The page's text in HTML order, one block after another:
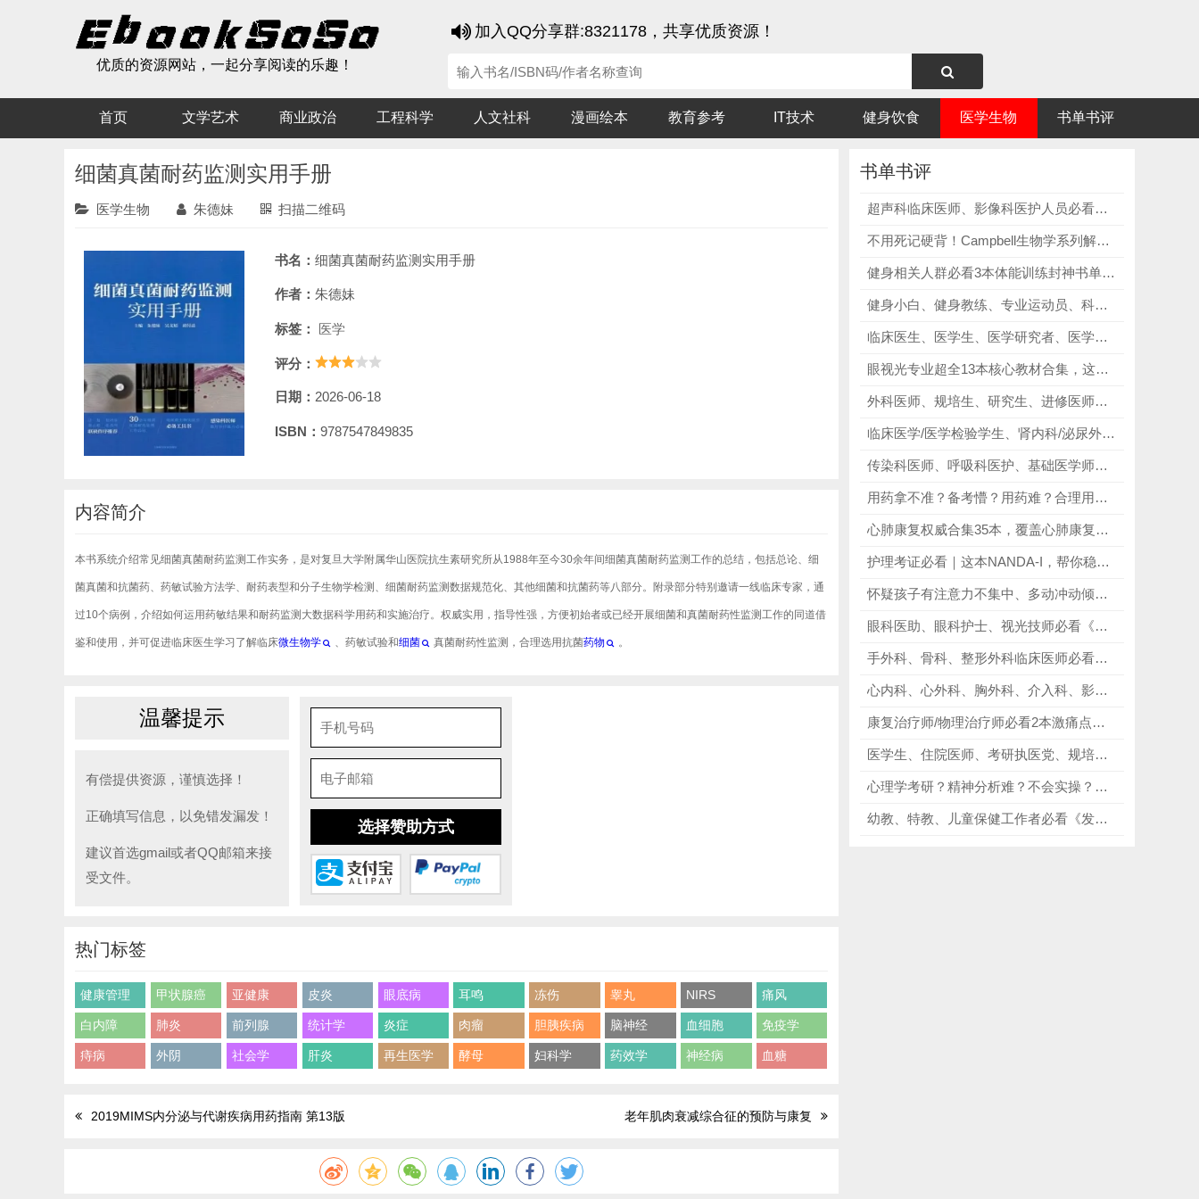
优质的资源网站，一起分享阅读的乐趣！
加入QQ分享群:8321178，共享优质资源！
首页 文学艺术 商业政治 工程科学 人文社科 漫画绘本 教育参考 IT技术 健身饮食 医学生物 书单书评
细菌真菌耐药监测实用手册
医学生物 朱德妹 扫描二维码
书名： 细菌真菌耐药监测实用手册
作者： 朱德妹
标签： 医学
评分：
日期： 2026-06-18
ISBN： 9787547849835
内容简介
本书系统介绍常见细菌真菌耐药监测工作实务，是对复旦大学附属华山医院抗生素研究所从1988年至今30余年间细菌真菌耐药监测工作的总结，包括总论、细
菌真菌和抗菌药、药敏试验方法学、耐药表型和分子生物学检测、细菌耐药监测数据规范化、其他细菌和抗菌药等八部分。附录部分特别邀请一线临床专家，通
过10个病例，介绍如何运用药敏结果和耐药监测大数据科学用药和实施治疗。权威实用，指导性强，方便初始者或已经开展细菌和真菌耐药性监测工作的同道借
鉴和使用，并可促进临床医生学习了解临床微生物学 、药敏试验和细菌 真菌耐药性监测，合理选用抗菌药物 。
温馨提示
有偿提供资源，谨慎选择！
正确填写信息，以免错发漏发！
建议首选gmail或者QQ邮箱来接
受文件。
选择赞助方式
热门标签
健康管理 甲状腺癌 亚健康 皮炎 眼底病 耳鸣 冻伤 睾丸 NIRS 痛风
白内障 肺炎 前列腺 统计学 炎症 肉瘤 胆胰疾病 脑神经 血细胞 免疫学
痔病 外阴 社会学 肝炎 再生医学 酵母 妇科学 药效学 神经病 血糖
2019MIMS内分泌与代谢疾病用药指南 第13版 老年肌肉衰减综合征的预防与康复
书单书评
超声科临床医师、影像科医护人员必看《Diagnostic Ultrasound》，搭建完整超声全科体系，夯实影像基础！
不用死记硬背！Campbell生物学系列解析，精准破解知识点零散、考研基础薄弱痛点！知识点串成“故事”学！
健身相关人群必看3本体能训练封神书单，从理论到实操、从原理到方案，形成完整知识体系！
健身小白、健身教练、专业运动员、科研人员、运动训练专业学生必看《同期有氧和力量训练 科学基础与实践应用》，掌握同期训练知识、避开干扰！
临床医生、医学生、医学研究者、医学留学人员及相关从业者必看2025牛津医学哲学手册，英文原版，紧跟前沿！
眼视光专业超全13本核心教材合集，这套资料精准对接学习需求，讲解细致，不管是日常钻研还是备考冲刺，都能派上大用场！
外科医师、规培生、研究生、进修医师、医学生必看《Zollinger外科手术图谱》第10版，彻底解决手术学习难、实操无指引、解剖不清晰的痛点！
临床医学/医学检验学生、肾内科/泌尿外科从业者必看《Urinalysis and Body Fluids》，依托尿检与体液指标，辅助疾病筛查诊疗！
传染科医师、呼吸科医护、基础医学师生必看《病毒与细胞分子生物学》第二版，吃透呼吸道病毒，优化临床处置！
用药拿不准？备考懵？用药难？合理用药系列丛书，精准破解用药指征模糊、剂量把控难、联合用药不规范、副作用管理难核心痛点！
心肺康复权威合集35本，覆盖心肺康复、呼吸治疗全领域，贴合临床实操与专业提升需求，康复治疗师/呼吸科医护/相关专业学生通用，全场景适配！
护理考证必看｜这本NANDA-I，帮你稳拿诊断题分
怀疑孩子有注意力不集中、多动冲动倾向的家长必看《多动症儿童的科学教养》第2版，帮助家长用科学的方式理解、引导ADHD孩子！
眼科医助、眼科护士、视光技师必看《Ophthalmic Medical Assisting 6th｜英文原版》，掌握近视干眼热点，更新前沿技术认知！
手外科、骨科、整形外科临床医师必看《格林手外科手术学 第8版》，完善上肢诊疗，规范骨科手术操作！
心内科、心外科、胸外科、介入科、影像科临床医师必看《心脏解剖生理学与设备第4版》，精准把控解剖，规避术中手术风险！
康复治疗师/物理治疗师必看2本激痛点权威手册，涵盖多种治疗方法，帮专业从业者掌握激痛点诊断与治疗技巧！
医学生、住院医师、考研执医党、规培生，以及各类医护相关从业者必看《5步读图法》，快速掌握心电图解读技巧！
心理学考研？精神分析难？不会实操？南希精神分析三部曲，精准破解精神分析抽象难懂、实操无门、案例不会用、备考无方向核心痛点！
幼教、特教、儿童保健工作者必看《发育与行为儿科学（第二版）》，覆盖0-18岁各年龄期发育特点、常见行为问题及发育障碍！